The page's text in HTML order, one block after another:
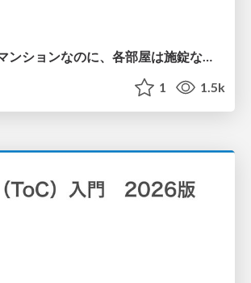
オートロックマンションなのに、各部屋は施錠なし！？ 攻撃者が組織内ネットワークで大暴れする理由 / The Front Door Is Locked, but the Rooms Are Wide Open: Why Attackers Move Freely Inside Enterprise Networks
1 1.5k